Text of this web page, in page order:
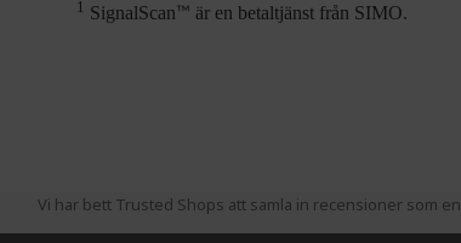
Vi har bett Trusted Shops att samla in recensioner som